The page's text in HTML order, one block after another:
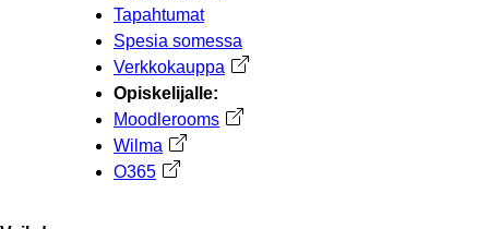
Tapahtumat
Spesia somessa
Verkkokauppa Avautuu uuteen välilehteen
Opiskelijalle:
Moodlerooms Avautuu uuteen välilehteen
Wilma Avautuu uuteen välilehteen
O365 Avautuu uuteen välilehteen